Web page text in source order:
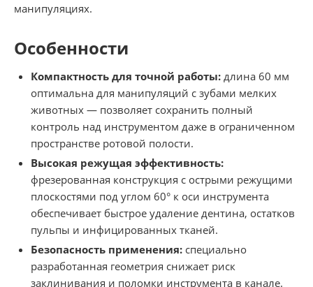
манипуляциях.
Особенности
Компактность для точной работы: длина 60 мм
оптимальна для манипуляций с зубами мелких
животных — позволяет сохранить полный
контроль над инструментом даже в ограниченном
пространстве ротовой полости.
Высокая режущая эффективность:
фрезерованная конструкция с острыми режущими
плоскостями под углом 60° к оси инструмента
обеспечивает быстрое удаление дентина, остатков
пульпы и инфицированных тканей.
Безопасность применения: специально
разработанная геометрия снижает риск
заклинивания и поломки инструмента в канале.